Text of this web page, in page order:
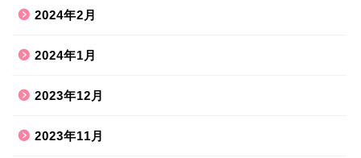
2024年2月
2024年1月
2023年12月
2023年11月